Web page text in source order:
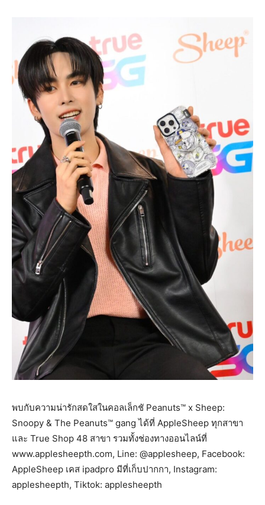
พบกับความน่ารักสดใสในคอลเล็กชั Peanuts™ x Sheep:
Snoopy & The Peanuts™ gang ได้ที่ AppleSheep ทุกสาขา
และ True Shop 48 สาขา รวมทั้งช่องทางออนไลน์ที่
www.applesheepth.com, Line: @applesheep, Facebook:
AppleSheep เคส ipadpro มีที่เก็บปากกา, Instagram:
applesheepth, Tiktok: applesheepth